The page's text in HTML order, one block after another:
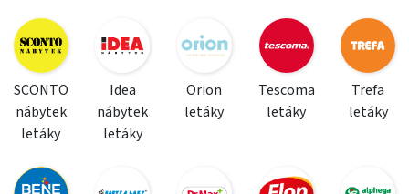
SCONTO
nábytek
letáky
Idea
nábytek
letáky
Orion
letáky
Tescoma
letáky
Trefa
letáky